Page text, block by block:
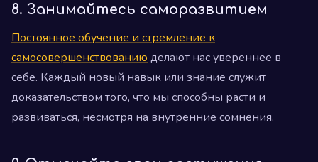
8. Занимайтесь саморазвитием
Постоянное обучение и стремление к
самосовершенствованию делают нас увереннее в
себе. Каждый новый навык или знание служит
доказательством того, что мы способны расти и
развиваться, несмотря на внутренние сомнения.